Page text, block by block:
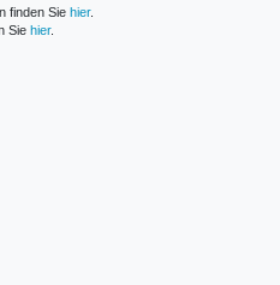
finden Sie hier.
Sie hier.